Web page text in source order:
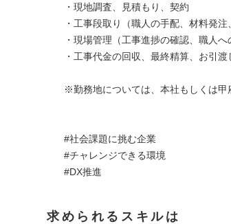
・現地調査、見積もり、契約
・工事段取り（職人の手配、材料発注
・現場管理（工事進捗の確認、職人へ
・工事代金の回収、最終精算、お引
※勤務地については、本社もしくは
#社会課題に挑む企業
#チャレンジできる環境
#DX推進
求められるスキルは